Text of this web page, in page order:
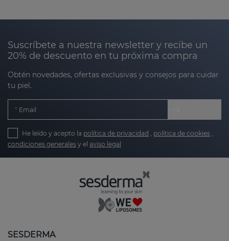
Suscríbete a nuestra newsletter y recibe un
20% de descuento en tu próxima compra
Obtén novedades, ofertas exclusivas y consejos para cuidar
tu piel.
Email
He leído y acepto la política de privacidad política de cookies
condiciones generales y el aviso legal
SESDERMA